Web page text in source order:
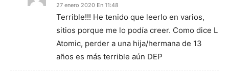
27 enero 2020 En 11:48
Terrible!!! He tenido que leerlo en varios,
sitios porque me lo podía creer. Como dice L
Atomic, perder a una hija/hermana de 13
años es más terrible aún DEP